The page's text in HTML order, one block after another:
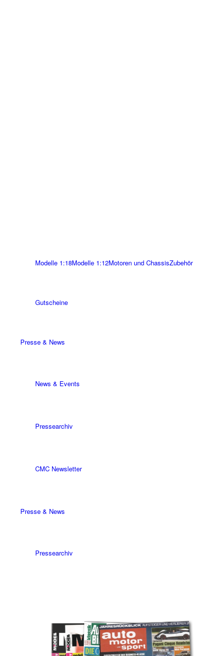
Modelle 1:18Modelle 1:12Motoren und ChassisZubehör
Gutscheine
Presse & News
News & Events
Pressearchiv
CMC Newsletter
Presse & News
Pressearchiv